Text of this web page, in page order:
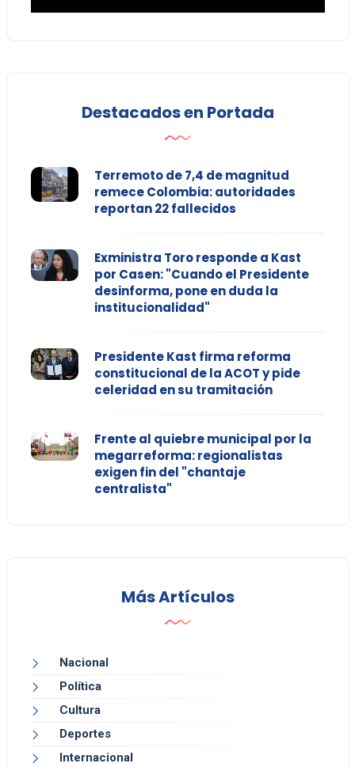
Destacados en Portada
Terremoto de 7,4 de magnitud
remece Colombia: autoridades
reportan 22 fallecidos
Exministra Toro responde a Kast
por Casen: "Cuando el Presidente
desinforma, pone en duda la
institucionalidad"
Presidente Kast firma reforma
constitucional de la ACOT y pide
celeridad en su tramitación
Frente al quiebre municipal por la
megarreforma: regionalistas
exigen fin del "chantaje
centralista"
Más Artículos
Nacional
Política
Cultura
Deportes
Internacional